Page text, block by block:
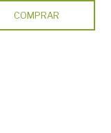
COMPRAR